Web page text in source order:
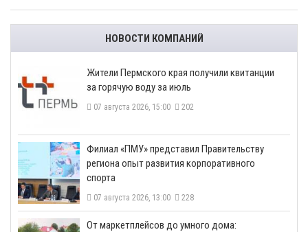
НОВОСТИ КОМПАНИЙ
​Жители Пермского края получили квитанции
за горячую воду за июль
07 августа 2026, 15:00 202
​Филиал «ПМУ» представил Правительству
региона опыт развития корпоративного
спорта
07 августа 2026, 13:00 228
От маркетплейсов до умного дома: